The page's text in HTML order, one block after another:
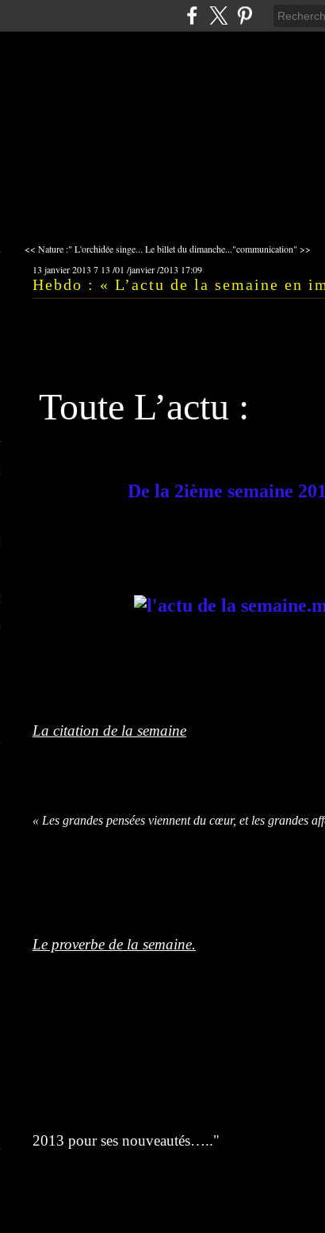
<< Nature :" L'orchidée singe... Le billet du dimanche..."communication" >>
13 janvier 2013 7 13 /01 /janvier/2013 17:09
Hebdo : « L’actu de la semaine en
Toute L’actu :
De la 2ième semaine
La citation de la semaine
« Les grandes pensées viennent du cœur, et les grandes
Le proverbe de la semaine.
2013 pour ses nouveautés….."